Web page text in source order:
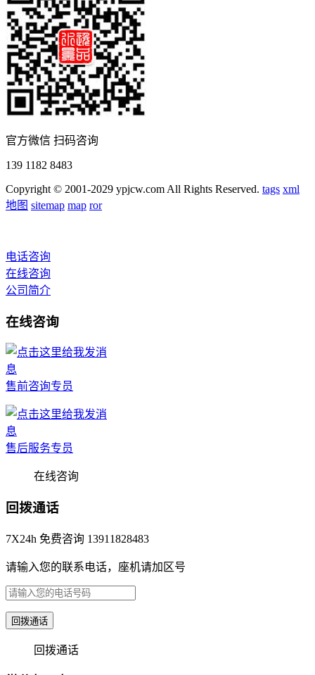
官方微信 扫码咨询
139 1182 8483
Copyright © 2001-2029 ypjcw.com All Rights Reserved. tags xml
地图 sitemap map ror
电话咨询
在线咨询
公司简介
在线咨询
售前咨询专员
售后服务专员
在线咨询
回拨通话
7X24h 免费咨询 13911828483
请输入您的联系电话，座机请加区号
回拨通话
回拨通话